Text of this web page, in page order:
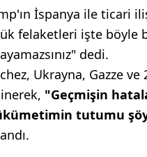
İspanya ile ticari
felaketleri işte böyle
dedi.
Ukrayna, Gazze
"Geçmişin
tutumu